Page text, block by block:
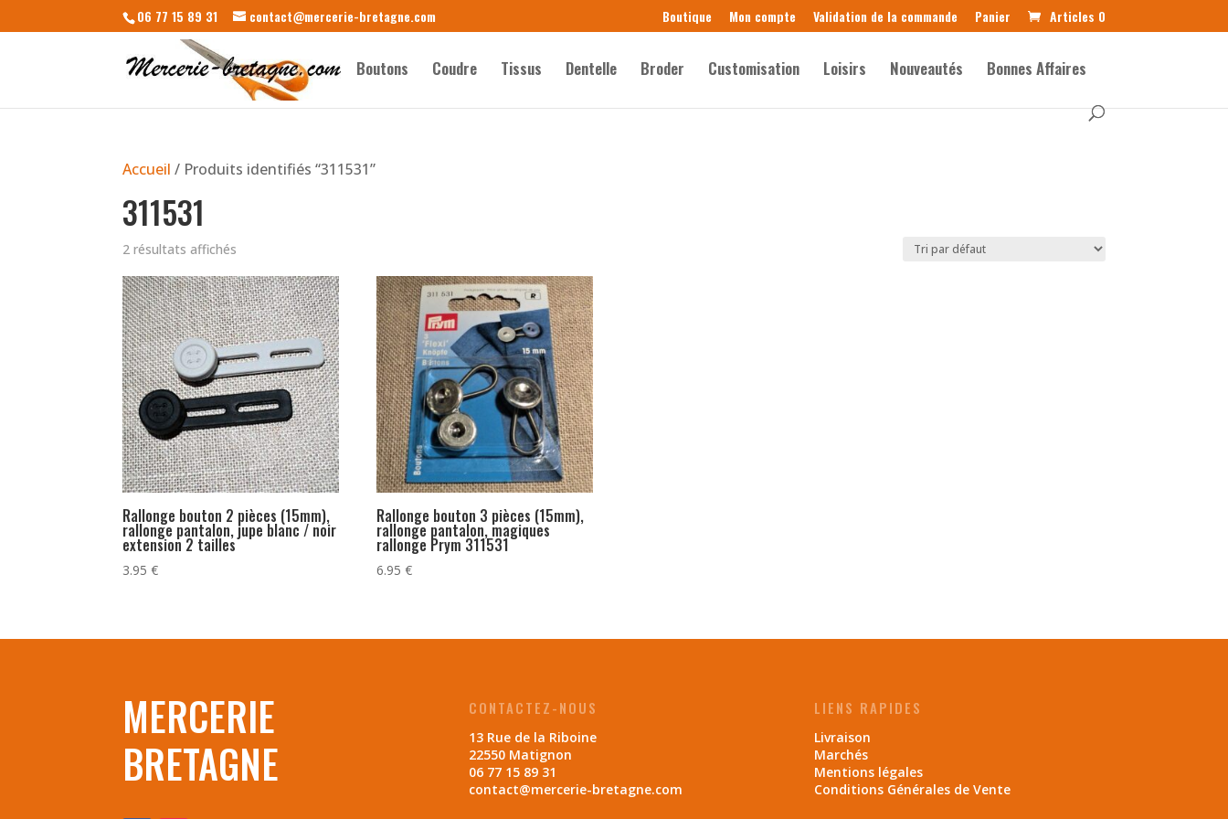
06 77 15 89 31 contact@mercerie-bretagne.com Boutique Mon compte Validation de la commande Panier Articles 0
Boutons Coudre Tissus Dentelle Broder Customisation Loisirs Nouveautés Bonnes Affaires
Accueil / Produits identifiés “311531”
311531
2 résultats affichés
Rallonge bouton 2 pièces (15mm),
rallonge pantalon, jupe blanc / noir
extension 2 tailles
3.95€
Rallonge bouton 3 pièces (15mm),
rallonge pantalon, magiques
rallonge Prym 311531
6.95€
MERCERIE
BRETAGNE
CONTACTEZ-NOUS
13 Rue de la Riboine
22550 Matignon
06 77 15 89 31
contact@mercerie-bretagne.com
LIENS RAPIDES
Livraison
Marchés
Mentions légales
Conditions Générales de Vente